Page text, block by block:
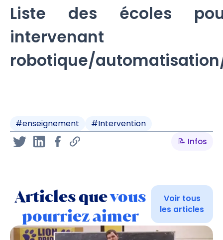
Liste des écoles
robotique/
#enseignement #Intervention
📝 Infos
Articles quevous
pourriez aimer
Voir tous
les articles